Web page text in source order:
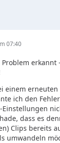
07:40
Problem
einem erneuten
ich den
Einstellungen
dass es
Clips bereits
umwandeln